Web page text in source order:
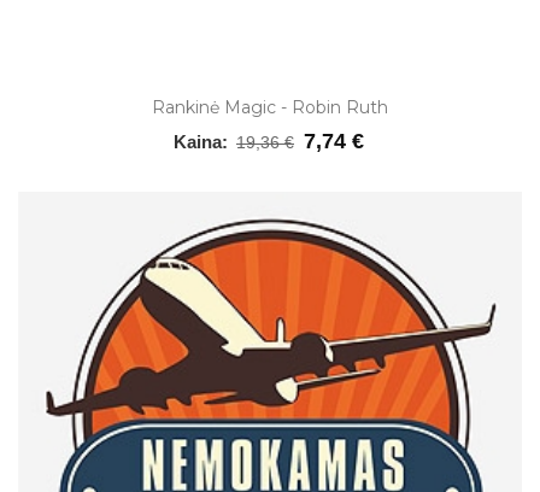
Rankinė Magic - Robin Ruth
Kaina: 19,36 € 7,74 €